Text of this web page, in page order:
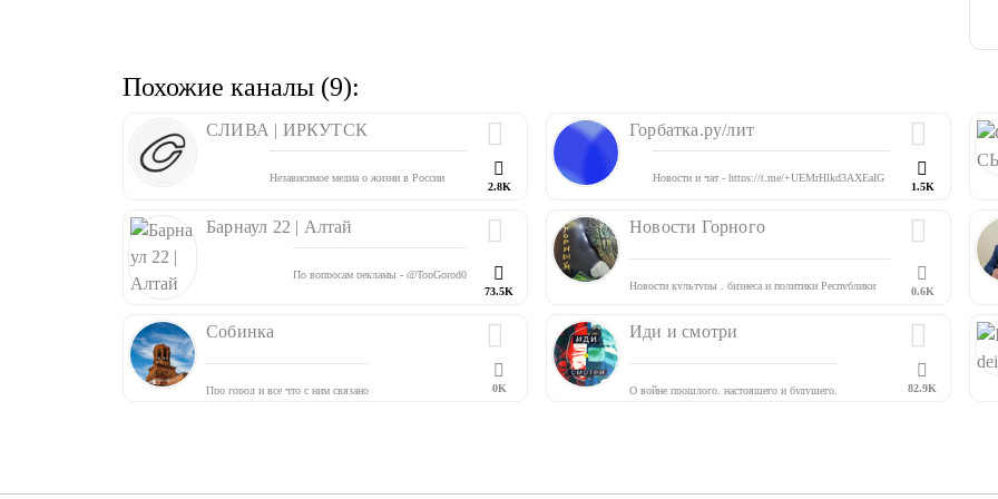
Похожие каналы (9):
СЛИВА | ИРКУТСК
Независимое медиа о жизни в России
YouTube: youtube.com/@sliva_channel
ВКонтакте: vk.com/sliva_channel
2.8K
Горбатка.ру/лит
Новости и чат - https://t.me/+UEMrHlkd3AXEaIG_
1.5K
Барнаул 22 | Алтай
По вопросам рекламы - @TopGorod0
73.5K
Новости Горного
Новости культуры , бизнеса и политики Республики
0.6K
Собинка
Про город и все что с ним связано 0K
Иди и смотри
О войне прошлого, настоящего и будущего.
82.9K